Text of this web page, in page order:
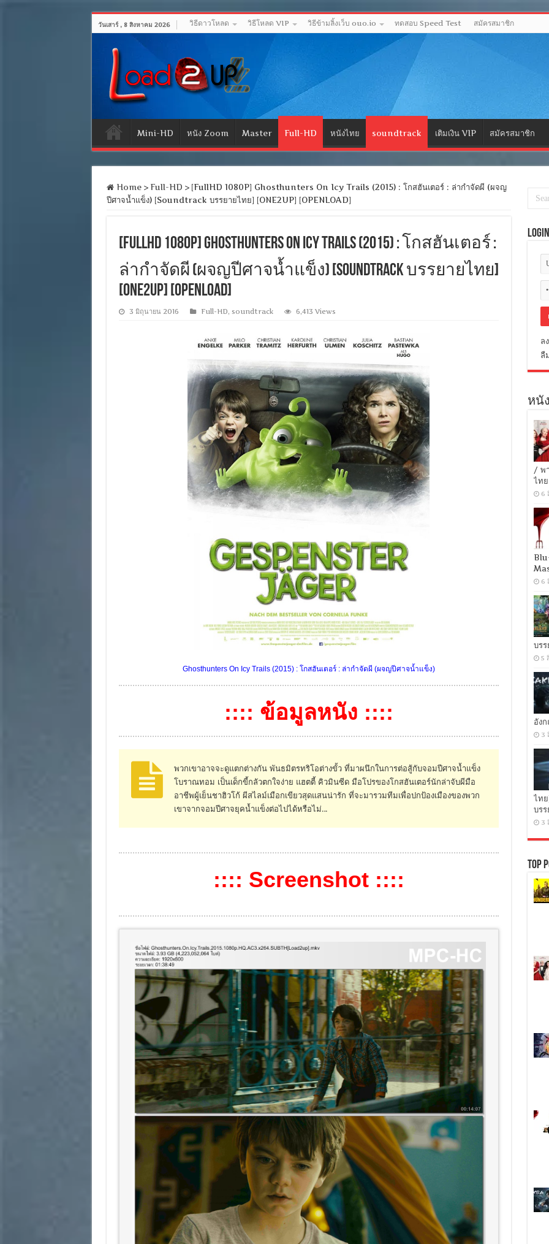
วันเสาร์ , 8 สิงหาคม 2026 วิธีดาวโหลด วิธีโหลด VIP วิธีข้ามลิ้งเว็บ ouo.io ทดสอบ Speed Test สมัครสมาชิก
Mini-HD หนัง Zoom Master Full-HD หนังไทย soundtrack เติมเงิน VIP สมัครสมาชิก
Home > Full-HD > [FullHD 1080P] Ghosthunters On Icy Trails (2015) : โกสฮันเตอร์ : ล่ากำจัดผี (ผจญ
ปีศาจน้ำแข็ง) [Soundtrack บรรยายไทย] [ONE2UP] [OPENLOAD]
[FullHD 1080P] Ghosthunters On Icy Trails (2015) : โกสฮันเตอร์ :
ล่ากำจัดผี (ผจญปีศาจน้ำแข็ง) [Soundtrack บรรยายไทย]
[ONE2UP] [OPENLOAD]
3 มิถุนายน 2016 Full-HD, soundtrack 6,413 Views
Ghosthunters On Icy Trails (2015) : โกสฮันเตอร์ : ล่ากำจัดผี (ผจญปีศาจน้ำแข็ง)
:::: ข้อมูลหนัง ::::
พวกเขาอาจจะดูแตกต่างกัน พันธมิตรทริโอต่างขั้ว ที่มาผนึกในการต่อสู้กับจอมปีศาจน้ำแข็ง
โบราณทอม เป็นเด็กขี้กลัวตกใจง่าย แฮตตี้ คิวมินซีด มือโปรของโกสฮันเตอร์นักล่าจับผีมือ
อาชีพผู้เย็นชาฮิวโก้ ผีสไลม์เมือกเขียวสุดแสนน่ารัก ที่จะมารวมทีมเพื่อปกป้องเมืองของพวก
เขาจากจอมปีศาจยุคน้ำแข็งต่อไปได้หรือไม่…
:::: Screenshot ::::
Login
ล
ลื
หนั
/ พ
ไท
6
6
บร
5
อัง
3
ไท
บร
3
Top